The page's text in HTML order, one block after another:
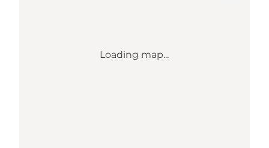
Loading map...